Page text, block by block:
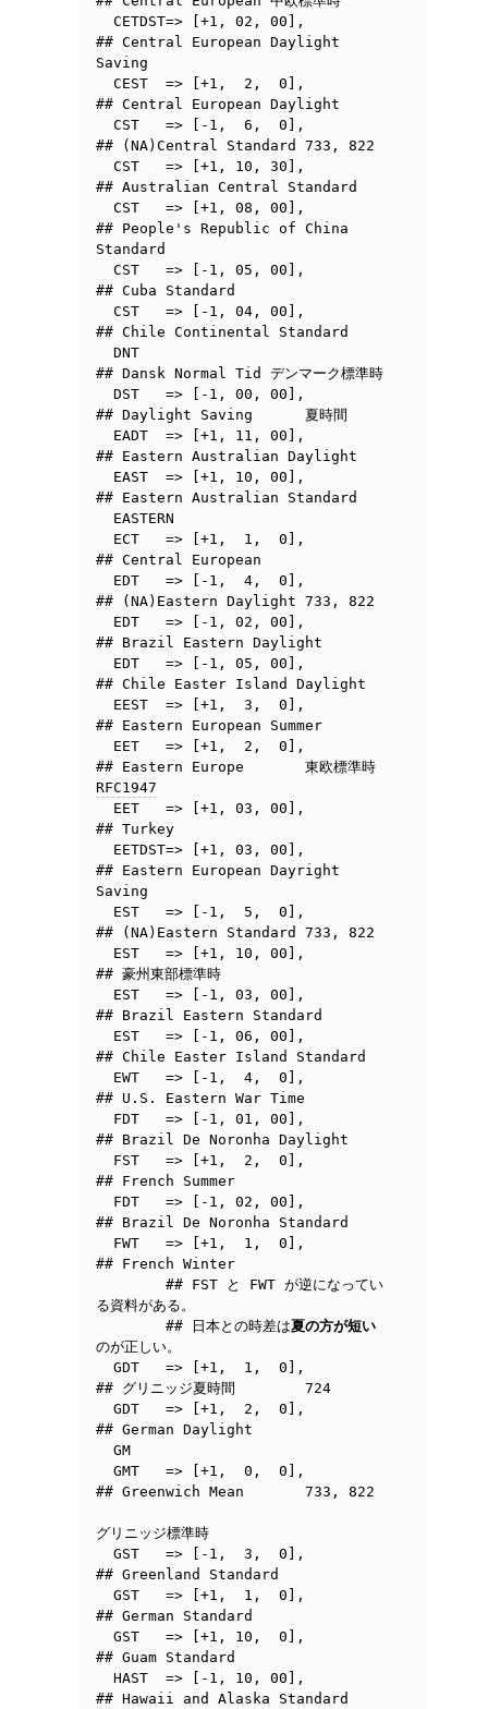
  CETDST=> [+1, 02, 00],
## Central European Daylight
Saving
  CEST	=> [+1,  2,  0],
## Central European Daylight
  CST	=> [-1,  6,  0],
## (NA)Central Standard	733, 822
  CST	=> [+1, 10, 30],
## Australian Central Standard
  CST   => [+1, 08, 00],
## People's Republic of China
Standard
  CST   => [-1, 05, 00],
## Cuba Standard
  CST   => [-1, 04, 00],
## Chile Continental Standard
  DNT
## Dansk Normal Tid デンマーク標準時
  DST	=> [-1, 00, 00],
## Daylight Saving	夏時間
  EADT	=> [+1, 11, 00],
## Eastern Australian Daylight
  EAST  => [+1, 10, 00],
## Eastern Australian Standard
  EASTERN
  ECT	=> [+1,  1,  0],
## Central European
  EDT	=> [-1,  4,  0],
## (NA)Eastern Daylight	733, 822
  EDT   => [-1, 02, 00],
## Brazil Eastern Daylight
  EDT   => [-1, 05, 00],
## Chile Easter Island Daylight
  EEST	=> [+1,  3,  0],
## Eastern European Summer
  EET	=> [+1,  2,  0],
RFC1947
  EET   => [+1, 03, 00],
## Turkey
  EETDST=> [+1, 03, 00],
## Eastern European Dayright
Saving
  EST	=> [-1,  5,  0],
## (NA)Eastern Standard	733, 822
  EST	=> [+1, 10, 00],
## 豪州東部標準時
  EST   => [-1, 03, 00],
## Brazil Eastern Standard
  EST   => [-1, 06, 00],
## Chile Easter Island Standard
  EWT	=> [-1,  4,  0],
## U.S. Eastern War Time
  FDT   => [-1, 01, 00],
## Brazil De Noronha Daylight
  FST	=> [+1,  2,  0],
## French Summer
  FDT   => [-1, 02, 00],
## Brazil De Noronha Standard
  FWT	=> [+1,  1,  0],
## French Winter
  	## FST と FWT が逆になってい
る資料がある。
  	## 日本との時差は
夏の方が短い
のが正しい。
  GDT	=> [+1,  1,  0],
## グリニッジ夏時間	724
  GDT	=> [+1,  2,  0],
## German Daylight
  GM
  GMT	=> [+1,  0,  0],
## Greenwich Mean	733, 822
グリニッジ標準時
  GST	=> [-1,  3,  0],
## Greenland Standard
  GST	=> [+1,  1,  0],
## German Standard
  GST	=> [+1, 10,  0],
## Guam Standard
  HAST  => [-1, 10, 00],
## Hawaii and Alaska Standard